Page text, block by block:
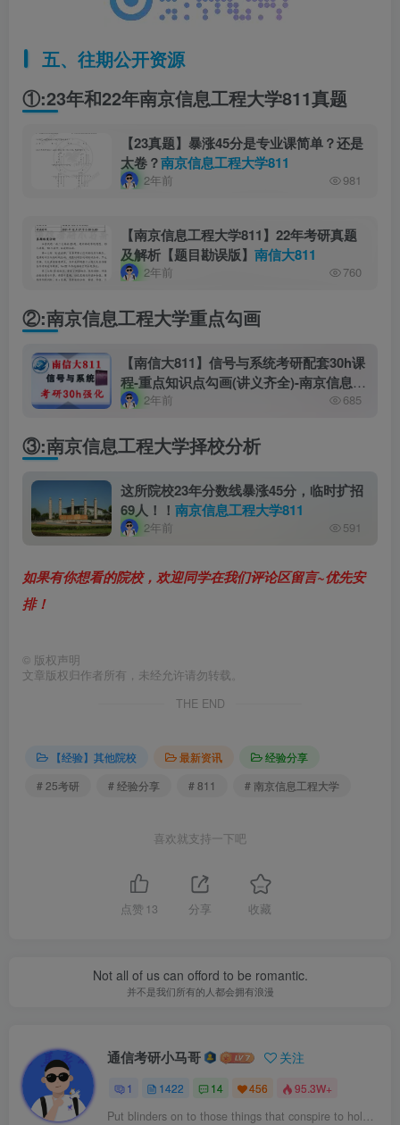
五、往期公开资源
①:23年和22年南京信息工程大学811真题
【23真题】暴涨45分是专业课简单？还是
太卷？南京信息工程大学811
2年前 981
【南京信息工程大学811】22年考研真题
及解析【题目勘误版】 南信大811
2年前 760
②:南京信息工程大学重点勾画
【南信大811】信号与系统考研配套30h课
程-重点知识点勾画(讲义齐全)-南京信息工
程大学811
2年前 685
③:南京信息工程大学择校分析
这所院校23年分数线暴涨45分，临时扩招
69人！！ 南京信息工程大学811
2年前 591
如果有你想看的院校，欢迎同学在我们评论区留言~优先安
排！
© 版权声明
文章版权归作者所有，未经允许请勿转载。
THE END
【经验】其他院校 最新资讯
经验分享
# 25考研
# 经验分享 # 811 # 南京信息工程大学
喜欢就支持一下吧
点赞 13 分享 收藏
Not all of us can offord to be romantic.
并不是我们所有的人都会拥有浪漫
通信考研小马哥 关注
1 1422 14 456 95.3W+
Put blinders on to those things that conspire to hold you back, especially the ones in your own head.